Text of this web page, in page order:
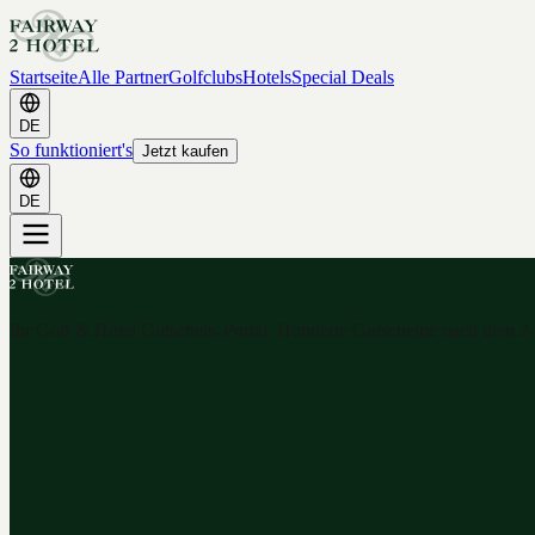
StartseiteAlle PartnerGolfclubsHotelsSpecial Deals
DE
So funktioniert's Jetzt kaufen
DE